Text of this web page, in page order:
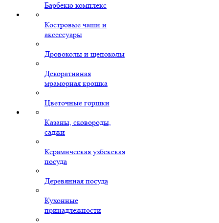
Барбекю комплекс
Костровые чаши и
аксессуары
Дровоколы и щепоколы
Декоративная
мраморная крошка
Цветочные горшки
Казаны, сковороды,
саджи
Керамическая узбекская
посуда
Деревянная посуда
Кухонные
принадлежности